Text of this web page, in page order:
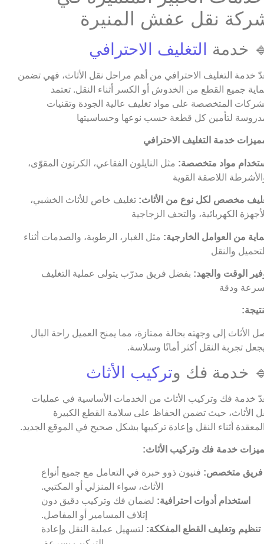
نقل عفش المنيرة
خدمة التغليف الاحترافي
خدمة التغليف الاحترافي من أهم مراحل نقل الأثاث، فهي تضمن
جميع القطع من الخدوش أو الكسر أثناء النقل. تعتمد
المتخصصة على مواد تغليف عالية الجودة وتقنيات
مواد متخصصة: مثل النايلون الفقاعي، الكرتون المقوّى،
مخصص لكل نوع من الأثاث: تغليف خاص للأثاث الخشبي،
من العوامل الخارجية: مثل الغبار، الرطوبة، والصدمات أثناء
الوقت والجهد: بفضل فريق مدرّب يتولى عملية التغليف
الأثاث إلى وجهته بحالة ممتازة، مما يمنح العميل راحة البال
تجربة النقل أكثر أمانًا وسلاسة.
خدمة فك وتركيب الأثاث
خدمة فك وتركيب الأثاث من الخدمات الأساسية في عمليات
الأثاث، حيث تضمن الحفاظ على سلامة القطع الكبيرة
أثناء النقل وإعادة تركيبها بشكل صحيح في الموقع الجديد.
خدمة فك وتركيب الأثاث:
فريق متخصص: فنيون ذوو خبرة في التعامل مع جميع أنواع
الأثاث، سواء المنزلي أو المكتبي.
استخدام أدوات احترافية: لضمان فك وتركيب دقيق دون
إتلاف المسامير أو المفاصل.
تنظيم وتغليف القطع المفككة: لتسهيل عملية النقل وإعادة